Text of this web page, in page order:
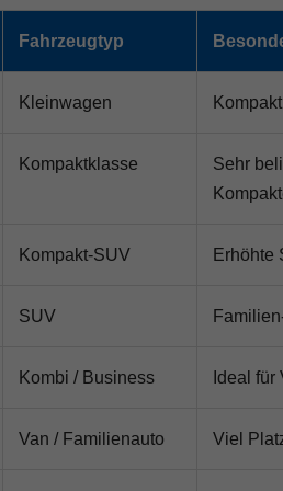
Fahrzeugtyp
Kleinwagen
Kompaktklasse
Sehr
Kompakt-SUV Erhöhte
SUV
Kombi / Business Ideal
Van / Familienauto Viel